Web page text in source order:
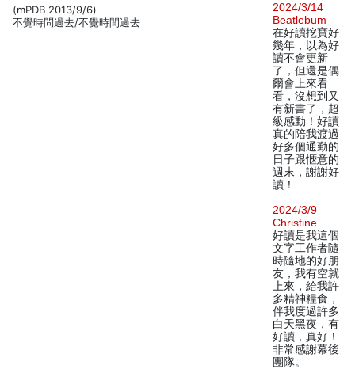
(mPDB 2013/9/6)
不覺時問過去/不覺時間過去
2024/3/14
Beatlebum
在好讀挖寶好
幾年，以為好
讀不會更新
了，但還是偶
爾會上來看
看，沒想到又
有新書了，超
級感動！好讀
真的陪我渡過
好多個通勤的
日子跟愜意的
週末，謝謝好
讀！
2024/3/9
Christine
好讀是我這個
文字工作者隨
時隨地的好朋
友，我有空就
上來，給我許
多精神糧食，
伴我度過許多
白天黑夜，有
好讀，真好！
非常感謝幕後
團隊。